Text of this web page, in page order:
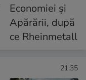
21:35